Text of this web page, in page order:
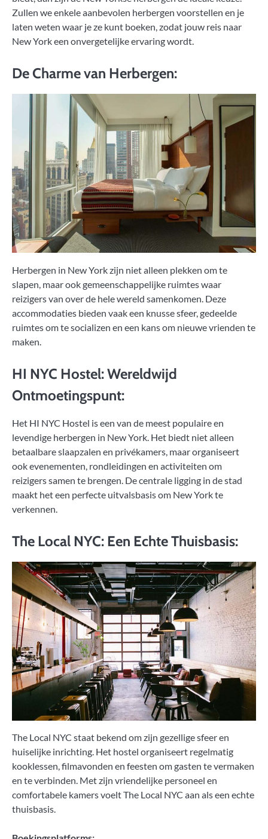
Zullen we enkele aanbevolen herbergen voorstellen en je
laten weten waar je ze kunt boeken, zodat jouw reis naar
New York een onvergetelijke ervaring wordt.
De Charme van Herbergen:
Herbergen in New York zijn niet alleen plekken om te
slapen, maar ook gemeenschappelijke ruimtes waar
reizigers van over de hele wereld samenkomen. Deze
accommodaties bieden vaak een knusse sfeer, gedeelde
ruimtes om te socializen en een kans om nieuwe vrienden te
maken.
HI NYC Hostel: Wereldwijd
Ontmoetingspunt:
Het HI NYC Hostel is een van de meest populaire en
levendige herbergen in New York. Het biedt niet alleen
betaalbare slaapzalen en privékamers, maar organiseert
ook evenementen, rondleidingen en activiteiten om
reizigers samen te brengen. De centrale ligging in de stad
maakt het een perfecte uitvalsbasis om New York te
verkennen.
The Local NYC: Een Echte Thuisbasis:
The Local NYC staat bekend om zijn gezellige sfeer en
huiselijke inrichting. Het hostel organiseert regelmatig
kooklessen, filmavonden en feesten om gasten te vermaken
en te verbinden. Met zijn vriendelijke personeel en
comfortabele kamers voelt The Local NYC aan als een echte
thuisbasis.